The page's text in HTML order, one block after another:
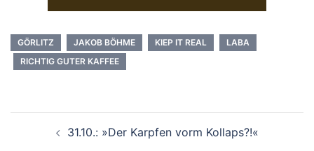
GÖRLITZ JAKOB BÖHME KIEP IT REAL
LABA
RICHTIG GUTER KAFFEE
Navigation31.10.: »Der Karpfen vorm Kollaps?!«